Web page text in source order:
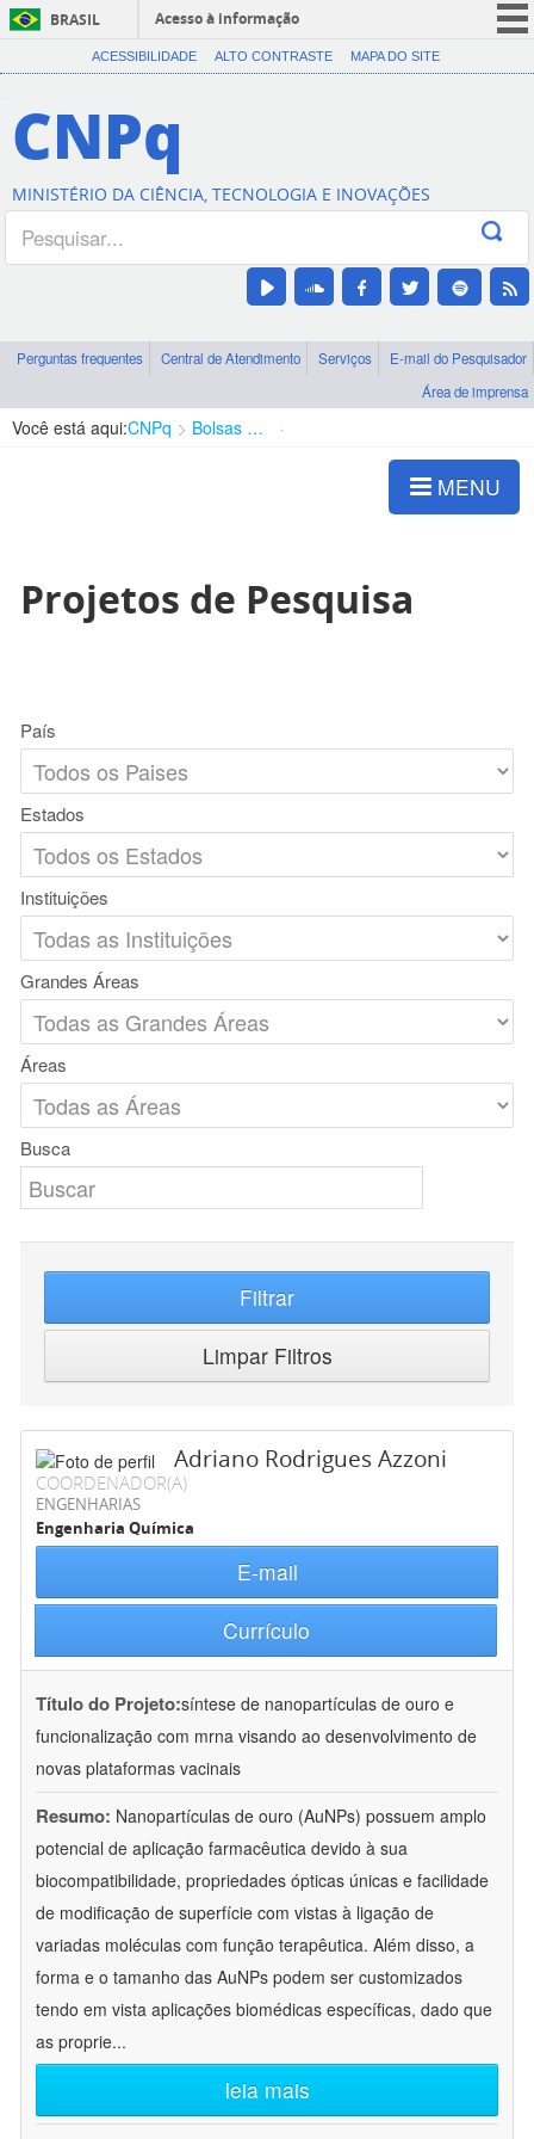
BRASIL
Acesso à informação
CORONAVÍRUS (COVID-19)
Canais
ACESSIBILIDADE ALTO CONTRASTE MAPA DO SITE
CNPq
MINISTÉRIO DA CIÊNCIA, TECNOLOGIA E INOVAÇÕES
Perguntas frequentes Central de Atendimento Serviços
E-mail do Pesquisador
Área de imprensa
Você está aqui:CNPq Bolsas e Auxílios Vigentes
MENU
Projetos de Pesquisa
País
Estados
Instituições
Grandes Áreas
Áreas
Busca
Filtrar
Limpar Filtros
Adriano Rodrigues Azzoni
COORDENADOR(A)
ENGENHARIAS
Engenharia Química
E-mail
Currículo
Título do Projeto:síntese de nanopartículas de ouro e
funcionalização com mrna visando ao desenvolvimento de
novas plataformas vacinais
Resumo: Nanopartículas de ouro (AuNPs) possuem amplo
potencial de aplicação farmacêutica devido à sua
biocompatibilidade, propriedades ópticas únicas e facilidade
de modificação de superfície com vistas à ligação de
variadas moléculas com função terapêutica. Além disso, a
forma e o tamanho das AuNPs podem ser customizados
tendo em vista aplicações biomédicas específicas, dado que
as proprie...
leia mais